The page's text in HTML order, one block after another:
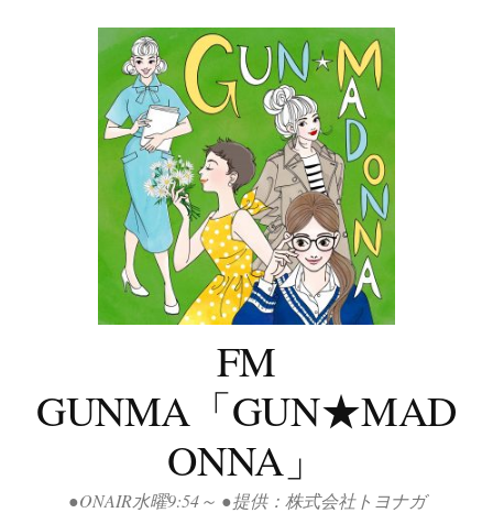
FM
GUNMA「GUN★MAD
ONNA」
●ONAIR水曜9:54～ ●提供：株式会社トヨナガ